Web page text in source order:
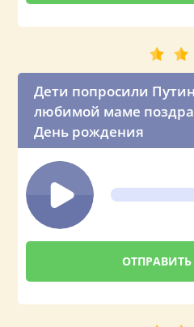
Дети попросили
любимой маме
День рождения